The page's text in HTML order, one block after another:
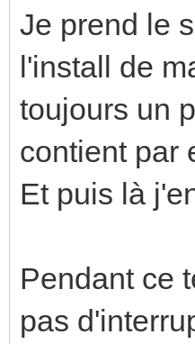
Je prend le
l'install de
toujours un
contient par
Et puis là
Pendant ce
pas